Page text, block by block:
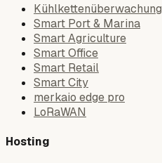
Kühlkettenüberwachung
Smart Port & Marina
Smart Agriculture
Smart Office
Smart Retail
Smart City
merkaio edge pro
LoRaWAN
Hosting